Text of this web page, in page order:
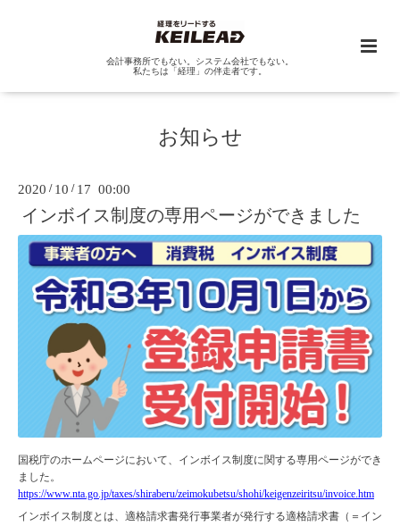
会計事務所でもない。システム会社でもない。
私たちは「経理」の伴走者です。
お知らせ
2020 / 10 / 17 00:00
インボイス制度の専用ページができました
国税庁のホームページにおいて、インボイス制度に関する専用ページができ
ました。
https://www.nta.go.jp/taxes/shiraberu/zeimokubetsu/shohi/keigenzeiritsu/invoice.htm
インボイス制度とは、適格請求書発行事業者が発行する適格請求書（＝イン